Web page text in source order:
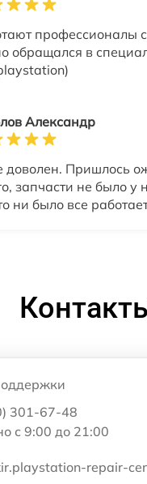
профессионалы
обращался в
Александр
доволен. Пришлось
запчасти не было у
ни было все
301-67-48
с 9:00 до 21:00
repair-